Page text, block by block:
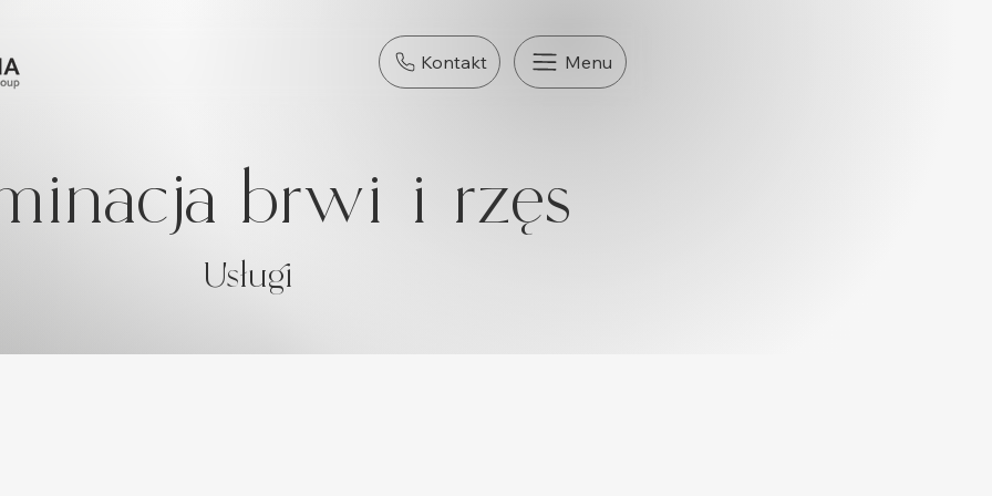
Menu
Kontakt
brwi i rzęs
Usługi